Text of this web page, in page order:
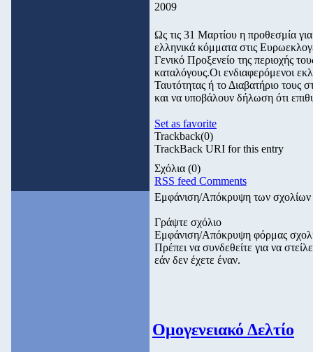
2009
Ως τις 31 Μαρτίου η προθεσμία
ελληνικά κόμματα στις
Γενικό Προξενείο της περιοχής
καταλόγους.Οι ενδιαφερόμενοι
Ταυτότητας ή το Διαβατήριο τους
και να υποβάλουν δήλωση ότι
Set as favorite
Trackback(0)
TrackBack URI for this entry
Σχόλια (0)
RSS feed Comments
Εμφάνιση/Απόκρυψη των σχολίων
Γράψτε σχόλιο
Εμφάνιση/Απόκρυψη φόρμας
Πρέπει να συνδεθείτε για να
εάν δεν έχετε έναν.
Ομογενειακό Δελτίο